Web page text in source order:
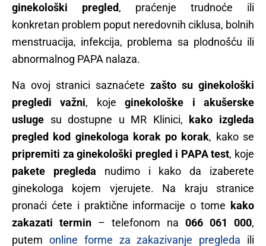
ginekološki pregled, praćenje trudnoće ili
konkretan problem poput neredovnih ciklusa, bolnih
menstruacija, infekcija, problema sa plodnošću ili
abnormalnog PAPA nalaza.
Na ovoj stranici saznaćete zašto su ginekološki
pregledi važni, kojeginekološke i akušerske
usluge su dostupne u MR Klinici, kako izgleda
pregled kod ginekologa korak po korak, kako se
pripremiti za ginekološki pregled i PAPA test, koje
pakete pregleda nudimo i kako da izaberete
ginekologa kojem vjerujete. Na kraju stranice
pronaći ćete i praktične informacije o tome kako
zakazati termin – telefonom na 066 061 000,
putem online forme za zakazivanje pregleda ili